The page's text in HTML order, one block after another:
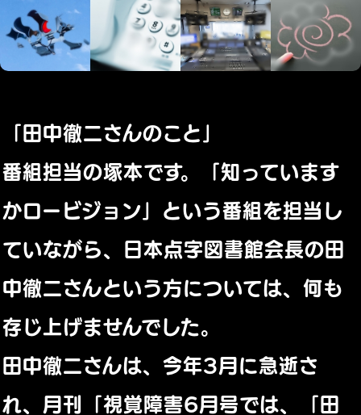
「田中徹二さんのこと」
番組担当の塚本です。「知っています
かロービジョン」という番組を担当し
ていながら、日本点字図書館会長の田
中徹二さんという方については、何も
存じ上げませんでした。
田中徹二さんは、今年3月に急逝さ
れ、月刊「視覚障害6月号では、「田